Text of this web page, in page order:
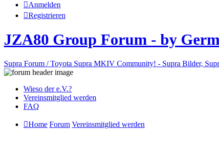
Anmelden
Registrieren
JZA80 Group Forum - by
Supra Forum / Toyota Supra MKIV Community! - Supra Bilder,
Wieso der e.V.?
Vereinsmitglied werden
FAQ
Home Forum Vereinsmitglied werden